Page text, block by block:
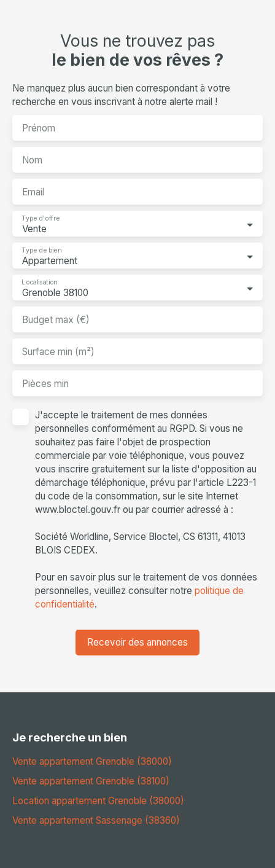
Vous ne trouvez pas
le bien de vos rêves ?
Ne manquez plus aucun bien correspondant à votre
recherche en vous inscrivant à notre alerte mail !
Prénom
Nom
Email
Vente
Type d'offre
Appartement
Type de bien
Grenoble 38100
Localisation
Budget max (€)
Surface min (m²)
Pièces min
J'accepte le traitement de mes données
personnelles conformément au RGPD. Si vous ne
souhaitez pas faire l'objet de prospection
commerciale par voie téléphonique, vous pouvez
vous inscrire gratuitement sur la liste d'opposition au
démarchage téléphonique, prévu par l'article L223-1
du code de la consommation, sur le site Internet
www.bloctel.gouv.fr ou par courrier adressé à :
Société Worldline, Service Bloctel, CS 61311, 41013
BLOIS CEDEX.
Pour en savoir plus sur le traitement de vos données
personnelles, veuillez consulter notre politique de
confidentialité.
Recevoir des annonces
Je recherche un bien
Vente appartement Grenoble (38000)
Vente appartement Grenoble (38100)
Location appartement Grenoble (38000)
Vente appartement Sassenage (38360)